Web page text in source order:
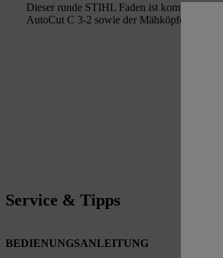
Dieser runde STIHL Faden ist kompatibel
AutoCut C 3-2 sowie der Mähköpfe
Service & Tipps
BEDIENUNGSANLEITUNG